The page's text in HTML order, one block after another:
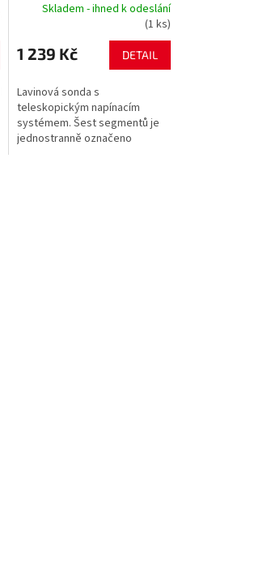
Skladem - ihned k odeslání
(1 ks)
1 239 Kč DETAIL
Lavinová sonda s
teleskopickým napínacím
systémem. Šest segmentů je
jednostranně označeno